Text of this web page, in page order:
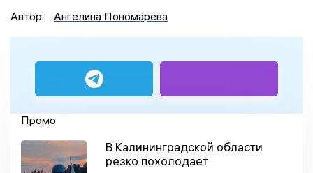
Автор:
Ангелина Пономарёва
Промо
В Калининградской области
резко похолодает